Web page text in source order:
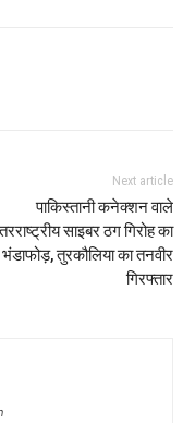
Next article
पाकिस्तानी कनेक्शन वाले
साइबर ठग गिरोह का
भंडाफोड़, तुरकौलिया का तनवीर
गिरफ्तार